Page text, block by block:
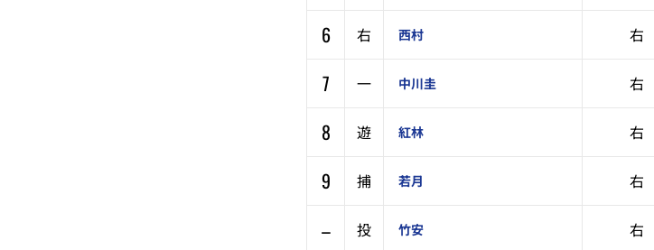
6
右 西村 右
7
一 中川圭 右
8
遊 紅林 右
9
捕 若月 右
–
投 竹安 右